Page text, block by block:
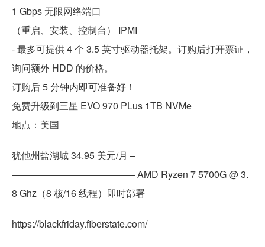
1 Gbps 无限网络端口
（重启、安装、控制台） IPMI
- 最多可提供 4 个 3.5 英寸驱动器托架。订购后打开票证，
询问额外 HDD 的价格。
订购后 5 分钟内即可准备好！
免费升级到三星 EVO 970 PLus 1TB NVMe
地点：美国
犹他州盐湖城 34.95 美元/月 –
————————————— AMD Ryzen 7 5700G @ 3.
8 Ghz（8 核/16 线程）即时部署
https://blackfriday.fiberstate.com/